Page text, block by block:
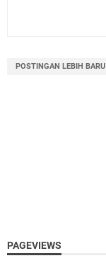
POSTINGAN LEBIH BARU
PAGEVIEWS